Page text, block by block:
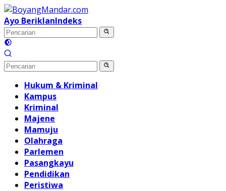
Langsung
ke
konten
Ayo BeriklanIndeks
Hukum & Kriminal
Kampus
Kriminal
Majene
Mamuju
Olahraga
Parlemen
Pasangkayu
Pendidikan
Peristiwa